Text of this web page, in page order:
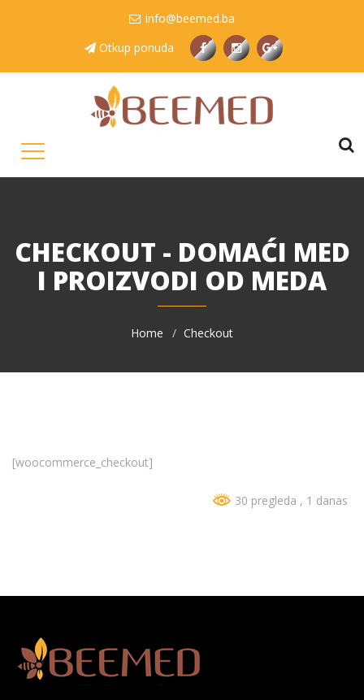
info@beemed.ba
Otkup ponuda
CHECKOUT - DOMAĆI MED
I PROIZVODI OD MEDA
Home Checkout
[woocommerce_checkout]
30 pregleda , 1 danas